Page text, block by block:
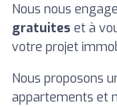
Nous nous
gratuites et à
votre projet
Nous proposons
appartements et